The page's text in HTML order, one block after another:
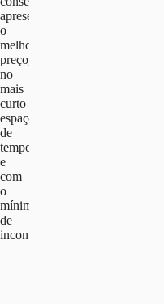
apresentar
o
melhor
preço,
no
mais
curto
espaço
de
tempo
e
com
o
mínimo
de
inconvenientes.